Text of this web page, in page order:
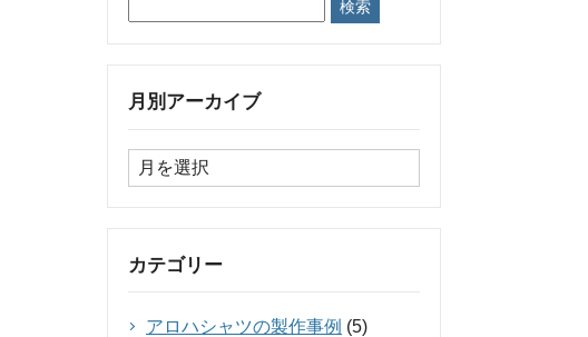
月別アーカイブ
カテゴリー
アロハシャツの製作事例 (5)